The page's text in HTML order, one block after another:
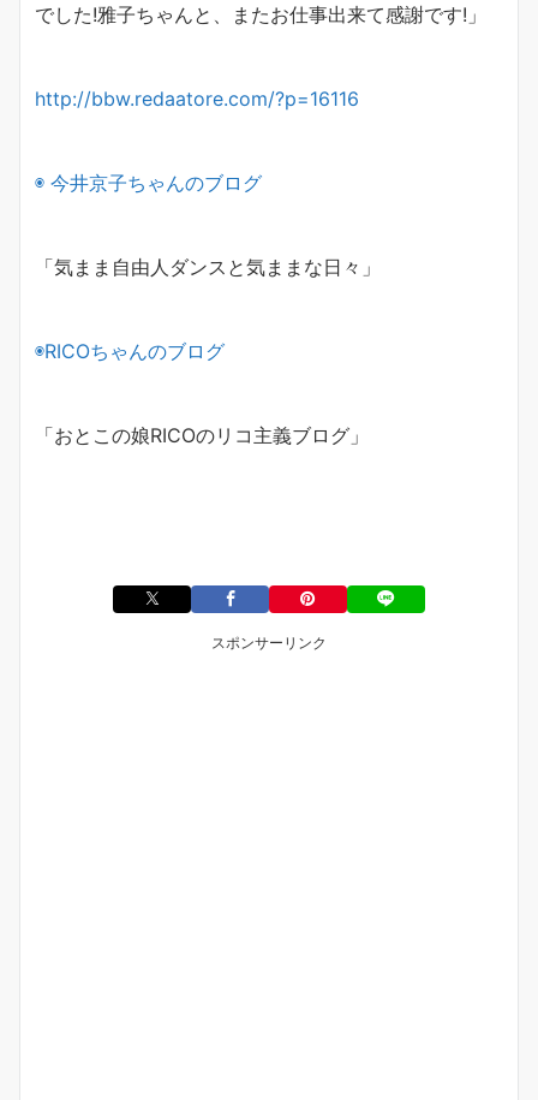
でした!雅子ちゃんと、またお仕事出来て感謝です!」
http://bbw.redaatore.com/?p=16116
◉ 今井京子ちゃんのブログ
「気まま自由人ダンスと気ままな日々」
◉RICOちゃんのブログ
「おとこの娘RICOのリコ主義ブログ」
スポンサーリンク